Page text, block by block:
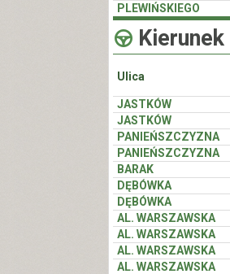
PLEWIŃSKIEGO
Kierunek
Ulica
JASTKÓW
JASTKÓW
PANIEŃSZCZYZNA
PANIEŃSZCZYZNA
BARAK
DĘBÓWKA
DĘBÓWKA
AL. WARSZAWSKA
AL. WARSZAWSKA
AL. WARSZAWSKA
AL. WARSZAWSKA